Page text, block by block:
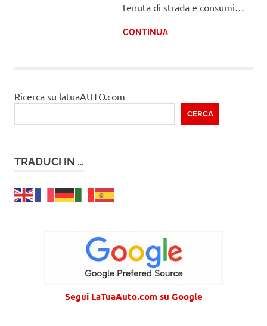
tenuta di strada e consumi…
CONTINUA
Ricerca su latuaAUTO.com
CERCA
TRADUCI IN …
Segui LaTuaAuto.com su Google